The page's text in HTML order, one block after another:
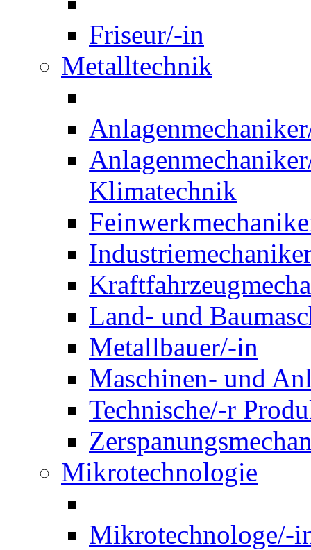
Friseur/-in
Metalltechnik
Klimatechnik
Land- und
Metallbauer/-in
Maschinen- und
Technische/-r
Mikrotechnologie
Mikrotechnologe/-